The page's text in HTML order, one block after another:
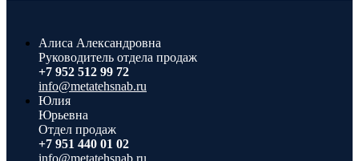
Алиса Александровна
Руководитель отдела продаж
+7 952 512 99 72
info@metatehsnab.ru
Юлия
Юрьевна
Отдел продаж
+7 951 440 01 02
info@metatehsnab.ru